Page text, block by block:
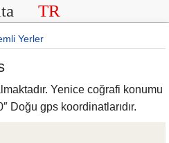
TR
Yerler
Yenice coğrafi konumu
Doğu gps koordinatlarıdır.